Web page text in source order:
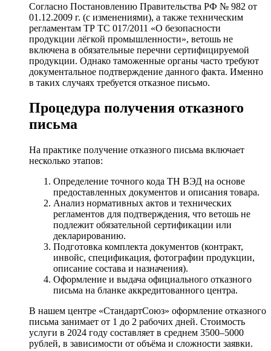
Согласно Постановлению Правительства РФ № 982 от
01.12.2009 г. (с изменениями), а также техническим
регламентам ТР ТС 017/2011 «О безопасности
продукции лёгкой промышленности», ветошь не
включена в обязательные перечни сертифицируемой
продукции. Однако таможенные органы часто требуют
документальное подтверждение данного факта. Именно
в таких случаях требуется отказное письмо.
Процедура получения отказного
письма
На практике получение отказного письма включает
несколько этапов:
Определение точного кода ТН ВЭД на основе
предоставленных документов и описания товара.
Анализ нормативных актов и технических
регламентов для подтверждения, что ветошь не
подлежит обязательной сертификации или
декларированию.
Подготовка комплекта документов (контракт,
инвойс, спецификация, фотографии продукции,
описание состава и назначения).
Оформление и выдача официального отказного
письма на бланке аккредитованного центра.
В нашем центре «СтандартСоюз» оформление отказного
письма занимает от 1 до 2 рабочих дней. Стоимость
услуги в 2024 году составляет в среднем 3500–5000
рублей, в зависимости от объёма и сложности заявки.